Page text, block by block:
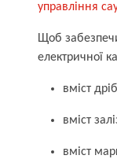
управління
Щоб
електричної
вміст
вміст
вміст